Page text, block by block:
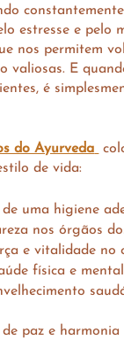
constantemente
estresse e pelo
nos permitem
valiosas. E
é
do Ayurveda
de vida:
uma higiene
nos órgãos
e vitalidade no
física e mental
paz e harmonia